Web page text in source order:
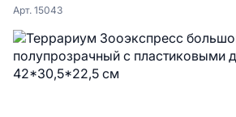
Арт. 15043